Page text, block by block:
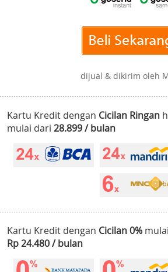
dijual & dikirim oleh
Kartu Kredit dengan Cicilan Ringan
mulai dari 28.899 / bulan
Kartu Kredit dengan Cicilan 0%
Rp 24.480 / bulan